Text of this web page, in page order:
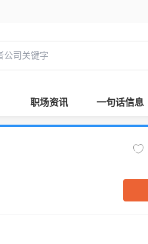
职场资讯 一句话信息